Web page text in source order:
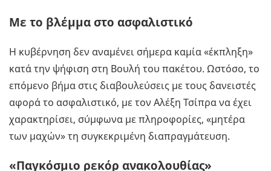
Με το βλέμμα στο ασφαλιστικό
Η κυβέρνηση δεν αναμένει σήμερα καμία «έκπληξη»
κατά την ψήφιση στη Βουλή του πακέτου. Ωστόσο, το
επόμενο βήμα στις διαβουλεύσεις με τους δανειστές
αφορά το ασφαλιστικό, με τον Αλέξη Τσίπρα να έχει
χαρακτηρίσει, σύμφωνα με πληροφορίες, «μητέρα
των μαχών» τη συγκεκριμένη διαπραγμάτευση.
«Παγκόσμιο ρεκόρ ανακολουθίας»